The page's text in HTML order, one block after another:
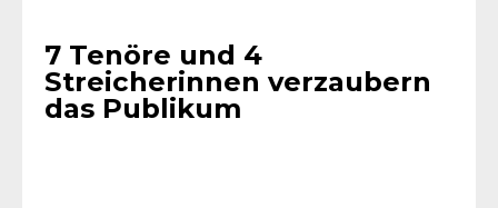
7 Tenöre und 4
Streicherinnen verzaubern
das Publikum